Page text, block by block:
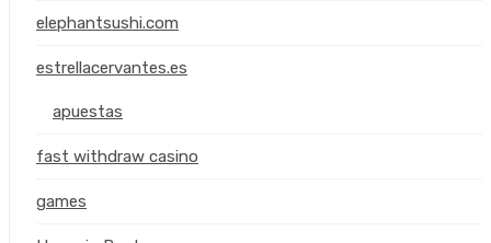
elephantsushi.com
estrellacervantes.es
apuestas
fast withdraw casino
games